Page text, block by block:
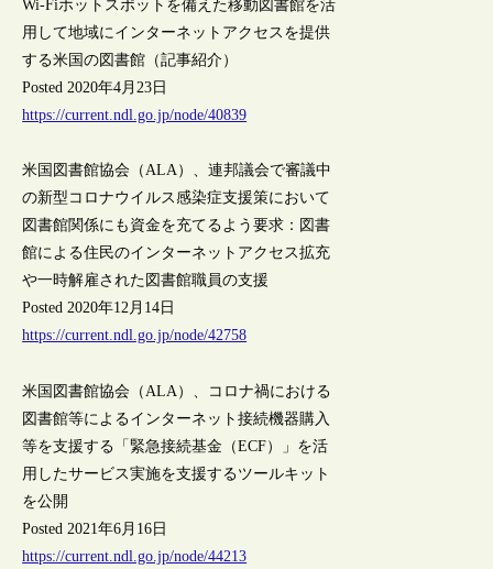
Wi-Fiホットスポットを備えた移動図書館を活
用して地域にインターネットアクセスを提供
する米国の図書館（記事紹介）
Posted 2020年4月23日
https://current.ndl.go.jp/node/40839
米国図書館協会（ALA）、連邦議会で審議中
の新型コロナウイルス感染症支援策において
図書館関係にも資金を充てるよう要求：図書
館による住民のインターネットアクセス拡充
や一時解雇された図書館職員の支援
Posted 2020年12月14日
https://current.ndl.go.jp/node/42758
米国図書館協会（ALA）、コロナ禍における
図書館等によるインターネット接続機器購入
等を支援する「緊急接続基金（ECF）」を活
用したサービス実施を支援するツールキット
を公開
Posted 2021年6月16日
https://current.ndl.go.jp/node/44213